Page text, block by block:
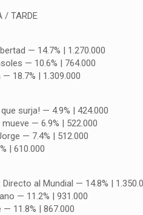
/ TARDE
— 14.7% | 1.270.000
— 10.6% | 764.000
18.7% | 1.309.000
surja! — 4.9% | 424.000
— 6.9% | 522.000
— 7.4% | 512.000
| 610.000
Directo al Mundial — 14.8% |
— 11.2% | 931.000
— 11.8% | 867.000